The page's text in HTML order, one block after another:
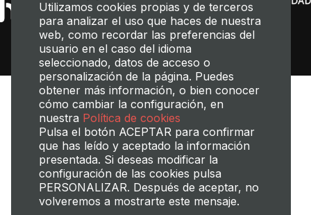
TransparenciaPerfil del contratanteMapa web
Política de cookiesPolítica de privacidadGestión de Cookies
Utilizamos cookies propias y de terceros
para analizar el uso que haces de nuestra
web, como recordar las preferencias del
usuario en el caso del idioma
seleccionado, datos de acceso o
personalización de la página. Puedes
obtener más información, o bien conocer
cómo cambiar la configuración, en
nuestra Política de cookies
Pulsa el botón ACEPTAR para confirmar
que has leído y aceptado la información
presentada. Si deseas modificar la
configuración de las cookies pulsa
PERSONALIZAR. Después de aceptar, no
volveremos a mostrarte este mensaje.